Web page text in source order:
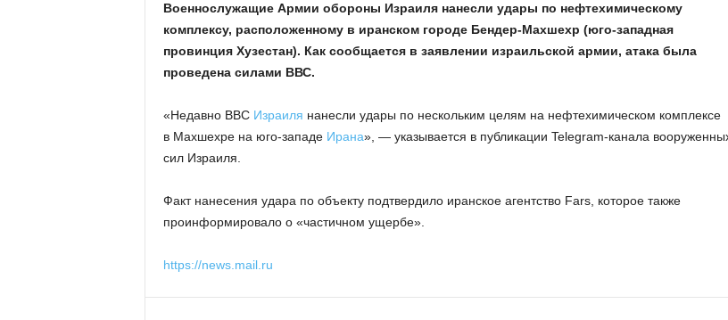
Военнослужащие Армии обороны Израиля нанесли удары по нефтехимическому
комплексу, расположенному в иранском городе Бендер-Махшехр (юго-западная
провинция Хузестан). Как сообщается в заявлении израильской армии, атака была
проведена силами ВВС.
«Недавно ВВС Израиля нанесли удары по нескольким целям на нефтехимическом комплексе
в Махшехре на юго-западе Ирана», — указывается в публикации Telegram-канала
сил Израиля.
Факт нанесения удара по объекту подтвердило иранское агентство Fars, которое также
проинформировало о «частичном ущербе».
https://news.mail.ru